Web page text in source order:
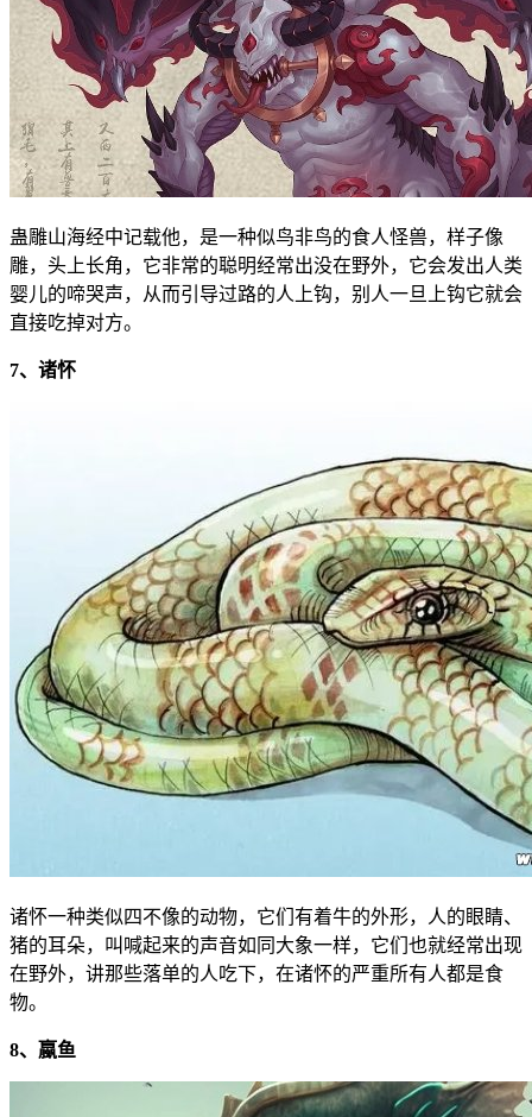
蛊雕山海经中记载他，是一种似鸟非鸟的食人怪兽，样子像
雕，头上长角，它非常的聪明经常出没在野外，它会发出人类
婴儿的啼哭声，从而引导过路的人上钩，别人一旦上钩它就会
直接吃掉对方。
7、诸怀
诸怀一种类似四不像的动物，它们有着牛的外形，人的眼睛、
猪的耳朵，叫喊起来的声音如同大象一样，它们也就经常出现
在野外，讲那些落单的人吃下，在诸怀的严重所有人都是食
物。
8、蠃鱼